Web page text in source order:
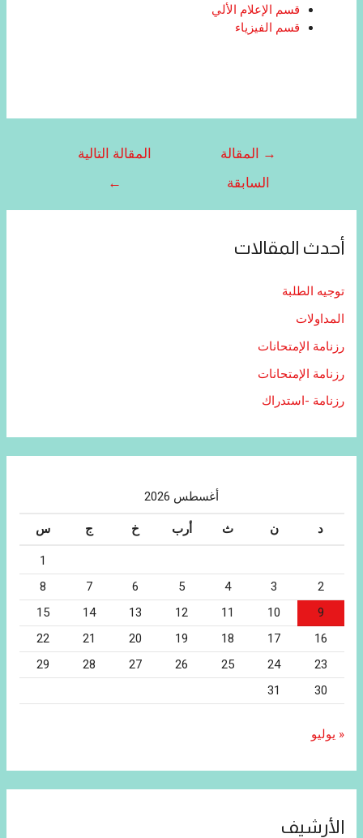
قسم الإعلام الألي
قسم الفيزياء
→ المقالة
السابقة
المقالة التالية
←
أحدث المقالات
توجيه الطلبة
المداولات
رزنامة الإمتحانات
رزنامة الإمتحانات
رزنامة -استدراك
أغسطس 2026
د ن ث أرب خ ج س
1
2
3
4
5
6
7
8
9
10
11
12
13
14
15
16
17
18
19
20
21
22
23
24
25
26
27
28
29
30
31
« يوليو
الأرشيف